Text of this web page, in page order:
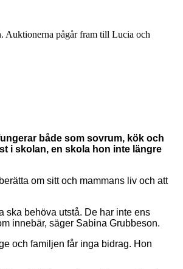
Auktionerna pågår fram till Lucia och
både som sovrum, kök och
i skolan, en skola hon inte längre
om sitt och mammans liv och att
ska behöva utstå. De har inte ens
innebär, säger Sabina Grubbeson.
och familjen får inga bidrag. Hon